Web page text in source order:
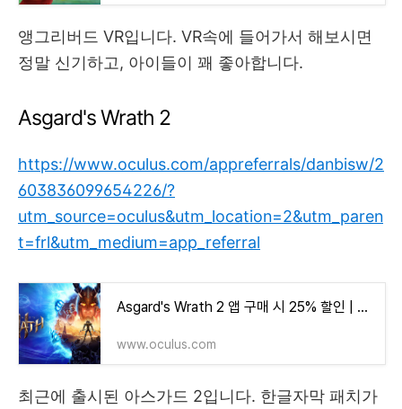
앵그리버드 VR입니다. VR속에 들어가서 해보시면
정말 신기하고, 아이들이 꽤 좋아합니다.
Asgard's Wrath 2
https://www.oculus.com/appreferrals/danbisw/2
603836099654226/?
utm_source=oculus&utm_location=2&utm_paren
t=frl&utm_medium=app_referral
Asgard's Wrath 2 앱 구매 시 25% 할인 | Meta Quest
www.oculus.com
최근에 출시된 아스가드 2입니다. 한글자막 패치가